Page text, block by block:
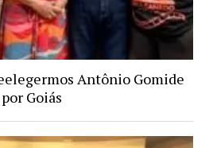
Antônio Gomide
Goiás